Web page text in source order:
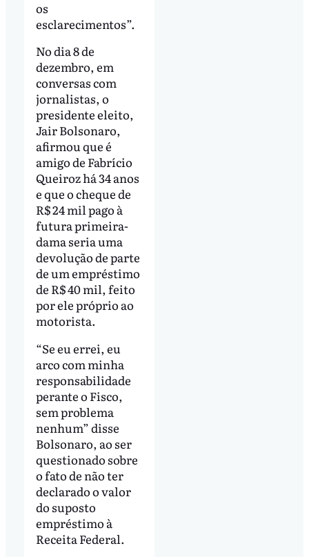
os
esclarecimentos”.
No dia 8 de
dezembro, em
conversas com
jornalistas, o
presidente eleito,
Jair Bolsonaro,
afirmou que é
amigo de Fabrício
Queiroz há 34 anos
e que o cheque de
R$ 24 mil pago à
futura primeira-
dama seria uma
devolução de parte
de um empréstimo
de R$ 40 mil, feito
por ele próprio ao
motorista.
“Se eu errei, eu
arco com minha
responsabilidade
perante o Fisco,
sem problema
nenhum” disse
Bolsonaro, ao ser
questionado sobre
o fato de não ter
declarado o valor
do suposto
empréstimo à
Receita Federal.